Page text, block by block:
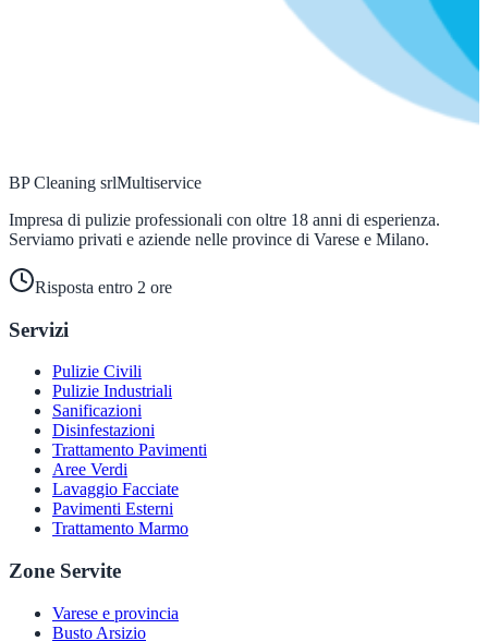
BP Cleaning srlMultiservice
Impresa di pulizie professionali con oltre 18 anni di esperienza.
Serviamo privati e aziende nelle province di Varese e Milano.
Risposta entro 2 ore
Servizi
Pulizie Civili
Pulizie Industriali
Sanificazioni
Disinfestazioni
Trattamento Pavimenti
Aree Verdi
Lavaggio Facciate
Pavimenti Esterni
Trattamento Marmo
Zone Servite
Varese e provincia
Busto Arsizio